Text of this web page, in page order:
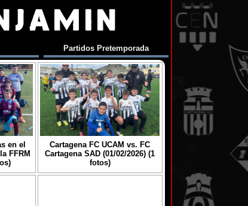
Partidos Pretemporada
en el
FFRM
Cartagena FC UCAM vs. FC
Cartagena SAD (01/02/2026) (1
fotos)